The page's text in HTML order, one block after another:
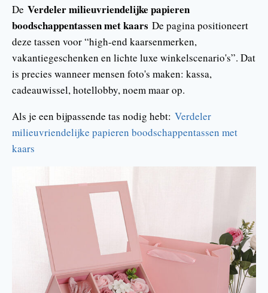
De Verdeler milieuvriendelijke papieren
boodschappentassen met kaars De pagina positioneert
deze tassen voor “high-end kaarsenmerken,
vakantiegeschenken en lichte luxe winkelscenario's”. Dat
is precies wanneer mensen foto's maken: kassa,
cadeauwissel, hotellobby, noem maar op.
Als je een bijpassende tas nodig hebt: Verdeler
milieuvriendelijke papieren boodschappentassen met
kaars